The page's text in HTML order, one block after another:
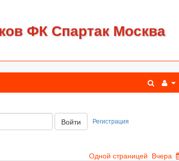
ФК Спартак Москва
Войти Регистрация
Одной страницей Вчера